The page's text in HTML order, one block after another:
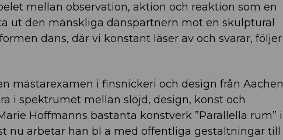
mellan observation, aktion och reaktion som en
ut den mänskliga danspartnern mot en skulptural
dans, där vi konstant läser av och svarar, följer
mästarexamen i finsnickeri och design från Aachen
i spektrumet mellan slöjd, design, konst och
Hoffmanns bastanta konstverk ”Parallella rum” i
nu arbetar han bl a med offentliga gestaltningar till